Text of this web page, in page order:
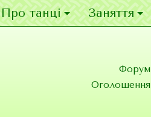
Про танці Заняття
Форум
Оголошення